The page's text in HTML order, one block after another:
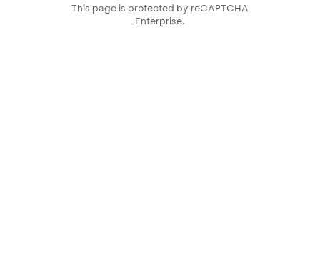
This page is protected by reCAPTCHA
Enterprise.